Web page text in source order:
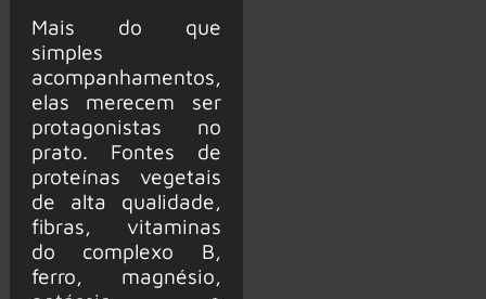
Mais do que
simples
acompanhamentos,
elas merecem ser
protagonistas no
prato. Fontes de
proteínas vegetais
de alta qualidade,
fibras, vitaminas
do complexo B,
ferro, magnésio,